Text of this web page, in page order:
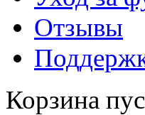
Отзывы
Корзина